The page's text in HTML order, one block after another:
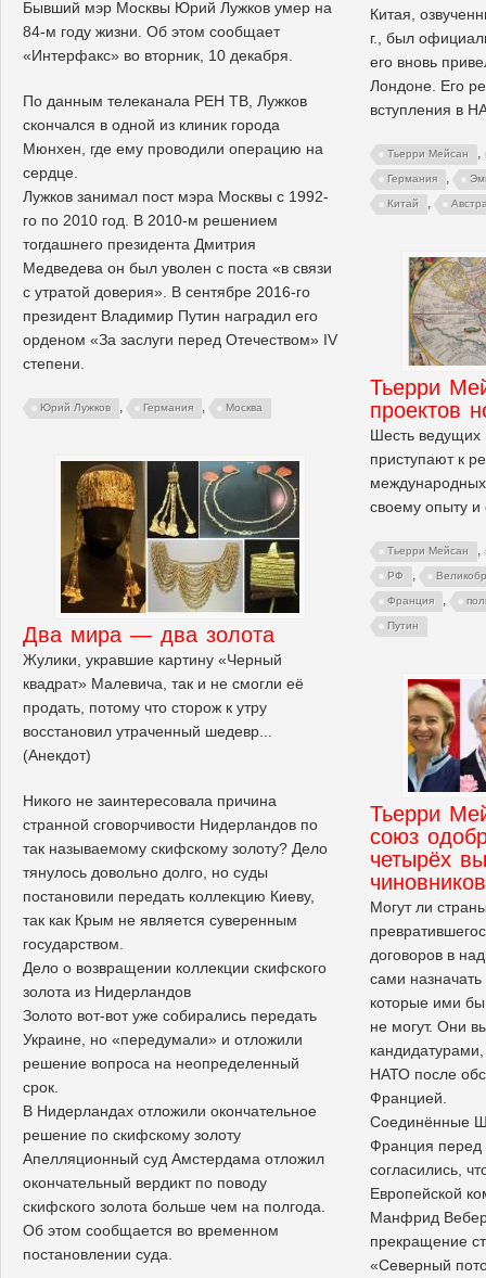
Китая,
г., был
его вновь
Лондоне. Его
вступления в
Тьерри Мейсан ,
Германия ,
Китай ,
Бывший мэр Москвы Юрий Лужков умер на
84-м году жизни. Об этом сообщает
«Интерфакс» во вторник, 10 декабря.
По данным телеканала РЕН ТВ, Лужков
скончался в одной из клиник города
Мюнхен, где ему проводили операцию на
сердце.
Лужков занимал пост мэра Москвы с 1992-
го по 2010 год. В 2010-м решением
тогдашнего президента Дмитрия
Медведева он был уволен с поста «в связи
с утратой доверия». В сентябре 2016-го
президент Владимир Путин наградил его
орденом «За заслуги перед Отечеством» IV
степени.
Юрий Лужков , Германия , Москва
Тьерри
проектов
Шесть
приступают к
своему опыту
Тьерри Мейсан ,
РФ ,
Франция ,
Путин
Два мира — два золота
Жулики, укравшие картину «Черный
квадрат» Малевича, так и не смогли её
продать, потому что сторож к утру
восстановил утраченный шедевр...
(Анекдот)
Никого не заинтересовала причина
странной сговорчивости Нидерландов по
так называемому скифскому золоту? Дело
тянулось довольно долго, но суды
постановили передать коллекцию Киеву,
так как Крым не является суверенным
государством.
Дело о возвращении коллекции скифского
золота из Нидерландов
Золото вот-вот уже собирались передать
Украине, но «передумали» и отложили
решение вопроса на неопределенный
срок.
В Нидерландах отложили окончательное
решение по скифскому золоту
Апелляционный суд Амстердама отложил
окончательный вердикт по поводу
скифского золота больше чем на полгода.
Об этом сообщается во временном
постановлении суда.
Тьерри
союз
четырёх
чиновников
Могут ли
договоров в
сами
которые ими
не могут. Они
НАТО после
Францией.
Соединённые
Франция
согласились,
Европейской
Манфрид
прекращение
«Северный